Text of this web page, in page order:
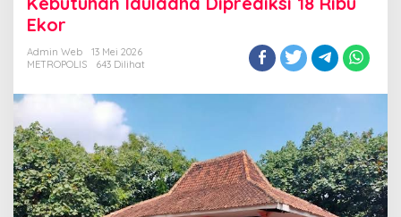
Kaltim
Iduladha
18
Ekor
Admin Web
13 Mei 2026
METROPOLIS
643 Dilihat